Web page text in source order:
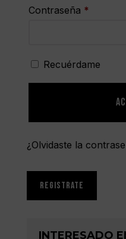
Contraseña *
Recuérdame
¿Olvidaste la
REGISTRATE
INTERESADO